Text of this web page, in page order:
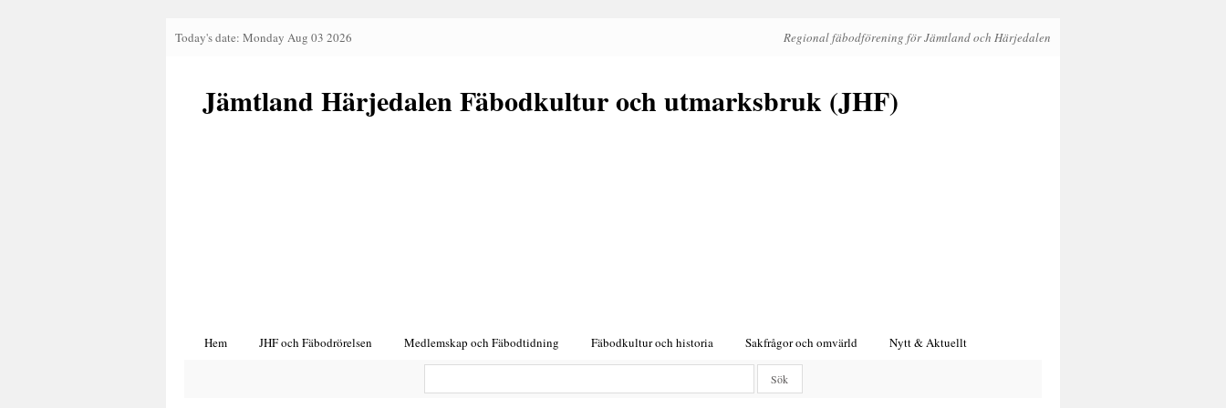
Regional fäbodförening för Jämtland och Härjedalen
Today's date: Monday Aug 03 2026
Jämtland Härjedalen Fäbodkultur och utmarksbruk (JHF)
Hem JHF och Fäbodrörelsen Medlemskap och Fäbodtidning Fäbodkultur och historia Sakfrågor och omvärld Nytt & Aktuellt